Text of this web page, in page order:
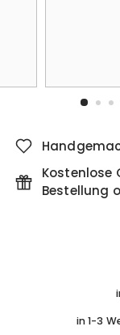
Kostenlose
Bestellung
in 1-3